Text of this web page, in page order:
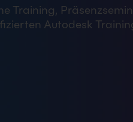
Training,
Autodesk